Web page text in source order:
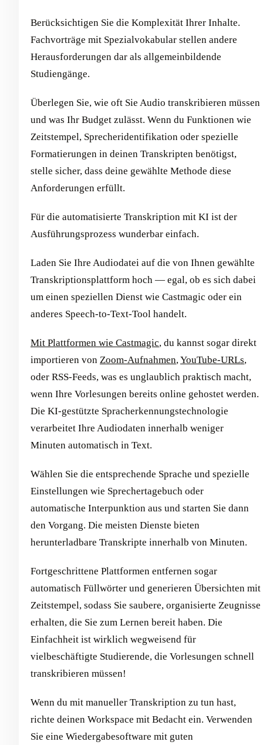
Berücksichtigen Sie die Komplexität Ihrer Inhalte.
Fachvorträge mit Spezialvokabular stellen andere
Herausforderungen dar als allgemeinbildende
Studiengänge.
Überlegen Sie, wie oft Sie Audio transkribieren müssen
und was Ihr Budget zulässt. Wenn du Funktionen wie
Zeitstempel, Sprecheridentifikation oder spezielle
Formatierungen in deinen Transkripten benötigst,
stelle sicher, dass deine gewählte Methode diese
Anforderungen erfüllt.
Für die automatisierte Transkription mit KI ist der
Ausführungsprozess wunderbar einfach.
Laden Sie Ihre Audiodatei auf die von Ihnen gewählte
Transkriptionsplattform hoch — egal, ob es sich dabei
um einen speziellen Dienst wie Castmagic oder ein
anderes Speech-to-Text-Tool handelt.
Mit Plattformen wie Castmagic, du kannst sogar direkt
importieren von Zoom-Aufnahmen, YouTube-URLs,
oder RSS-Feeds, was es unglaublich praktisch macht,
wenn Ihre Vorlesungen bereits online gehostet werden.
Die KI-gestützte Spracherkennungstechnologie
verarbeitet Ihre Audiodaten innerhalb weniger
Minuten automatisch in Text.
Wählen Sie die entsprechende Sprache und spezielle
Einstellungen wie Sprechertagebuch oder
automatische Interpunktion aus und starten Sie dann
den Vorgang. Die meisten Dienste bieten
herunterladbare Transkripte innerhalb von Minuten.
Fortgeschrittene Plattformen entfernen sogar
automatisch Füllwörter und generieren Übersichten mit
Zeitstempel, sodass Sie saubere, organisierte Zeugnisse
erhalten, die Sie zum Lernen bereit haben. Die
Einfachheit ist wirklich wegweisend für
vielbeschäftigte Studierende, die Vorlesungen schnell
transkribieren müssen!
Wenn du mit manueller Transkription zu tun hast,
richte deinen Workspace mit Bedacht ein. Verwenden
Sie eine Wiedergabesoftware mit guten